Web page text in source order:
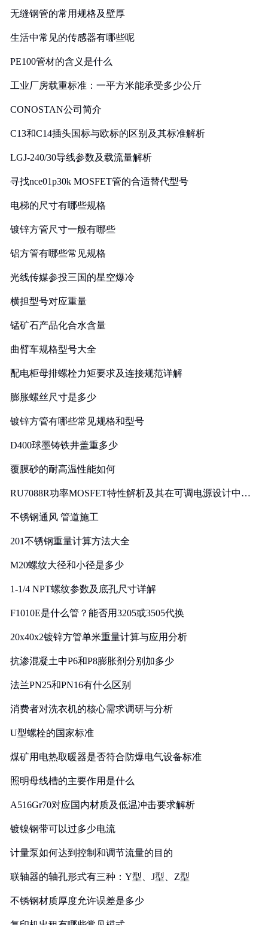
无缝钢管的常用规格及壁厚
生活中常见的传感器有哪些呢
PE100管材的含义是什么
工业厂房载重标准：一平方米能承受多少公斤
CONOSTAN公司简介
C13和C14插头国标与欧标的区别及其标准解析
LGJ-240/30导线参数及载流量解析
寻找nce01p30k MOSFET管的合适替代型号
电梯的尺寸有哪些规格
镀锌方管尺寸一般有哪些
铝方管有哪些常见规格
光线传媒参投三国的星空爆冷
横担型号对应重量
锰矿石产品化合水含量
曲臂车规格型号大全
配电柜母排螺栓力矩要求及连接规范详解
膨胀螺丝尺寸是多少
镀锌方管有哪些常见规格和型号
D400球墨铸铁井盖重多少
覆膜砂的耐高温性能如何
RU7088R功率MOSFET特性解析及其在可调电源设计中的
不锈钢通风 管道施工
201不锈钢重量计算方法大全
M20螺纹大径和小径是多少
1-1/4 NPT螺纹参数及底孔尺寸详解
F1010E是什么管？能否用3205或3505代换
20x40x2镀锌方管单米重量计算与应用分析
抗渗混凝土中P6和P8膨胀剂分别加多少
法兰PN25和PN16有什么区别
消费者对洗衣机的核心需求调研与分析
U型螺栓的国家标准
煤矿用电热取暖器是否符合防爆电气设备标准
照明母线槽的主要作用是什么
A516Gr70对应国内材质及低温冲击要求解析
镀镍钢带可以过多少电流
计量泵如何达到控制和调节流量的目的
联轴器的轴孔形式有三种：Y型、J型、Z型
不锈钢材质厚度允许误差是多少